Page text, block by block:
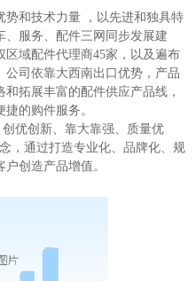
势和技术力量 ，以先进和独具特
服务、配件三网同步发展建
域配件代理商45家，以及遍布
公司依靠大西南出口优势，产品
拓展丰富的配件供应产品线，
的购件服务。
优创新、靠大靠强、质量优
，通过打造专业化、品牌化、规
创造产品增值。